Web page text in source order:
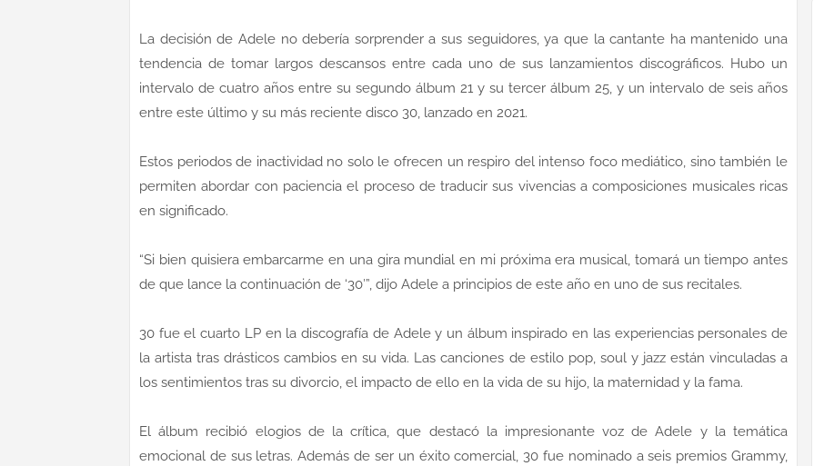
La decisión de Adele no debería sorprender a sus seguidores, ya que la cantante ha mantenido una
tendencia de tomar largos descansos entre cada uno de sus lanzamientos discográficos. Hubo un
intervalo de cuatro años entre su segundo álbum 21 y su tercer álbum 25, y un intervalo de seis años
entre este último y su más reciente disco 30, lanzado en 2021.
Estos periodos de inactividad no solo le ofrecen un respiro del intenso foco mediático, sino también le
permiten abordar con paciencia el proceso de traducir sus vivencias a composiciones musicales ricas
en significado.
“Si bien quisiera embarcarme en una gira mundial en mi próxima era musical, tomará un tiempo antes
de que lance la continuación de ‘30′”, dijo Adele a principios de este año en uno de sus recitales.
30 fue el cuarto LP en la discografía de Adele y un álbum inspirado en las experiencias personales de
la artista tras drásticos cambios en su vida. Las canciones de estilo pop, soul y jazz están vinculadas a
los sentimientos tras su divorcio, el impacto de ello en la vida de su hijo, la maternidad y la fama.
El álbum recibió elogios de la crítica, que destacó la impresionante voz de Adele y la temática
emocional de sus letras. Además de ser un éxito comercial, 30 fue nominado a seis premios Grammy,